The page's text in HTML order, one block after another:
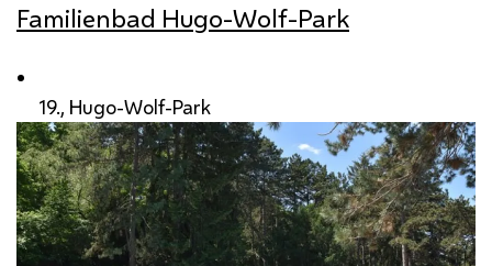
Familienbad Hugo-Wolf-Park
19., Hugo-Wolf-Park